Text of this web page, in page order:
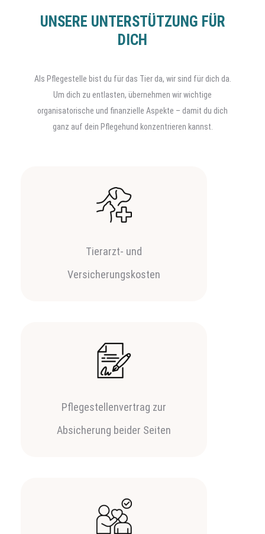
UNSERE UNTERSTÜTZUNG FÜR
DICH
Als Pflegestelle bist du für das Tier da, wir sind für dich da.
Um dich zu entlasten, übernehmen wir wichtige
organisatorische und finanzielle Aspekte – damit du dich
ganz auf dein Pflegehund konzentrieren kannst.
Tierarzt- und
Versicherungskosten
Pflegestellenvertrag zur
Absicherung beider Seiten